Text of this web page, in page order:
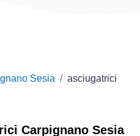
Sesia asciugatrici
Carpignano Sesia